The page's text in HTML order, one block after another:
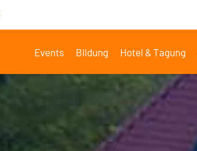
Events Bildung Hotel & Tagung